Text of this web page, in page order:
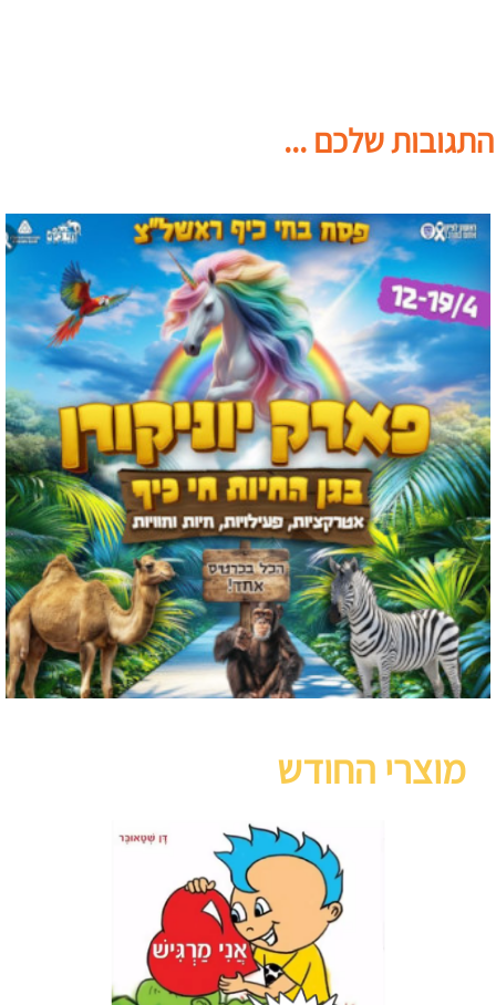
התגובות שלכם ...
מוצרי החודש